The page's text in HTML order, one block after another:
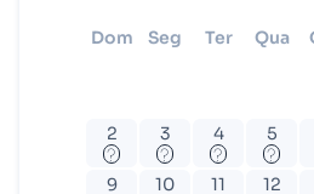
dom seg ter qua
2
?
3
?
4
?
5
?
9
10
11
12